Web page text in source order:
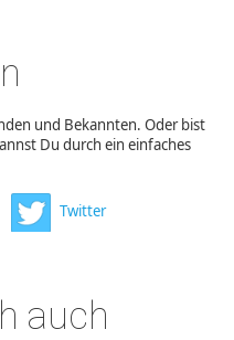
und Bekannten. Oder bist
Du durch ein einfaches
Twitter
auch